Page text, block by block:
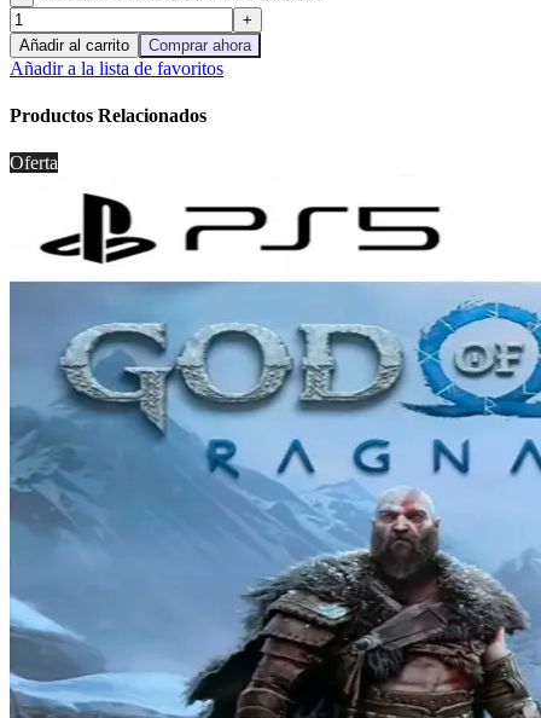
Añadir al carrito Comprar ahora
Añadir a la lista de favoritos
Productos Relacionados
Oferta